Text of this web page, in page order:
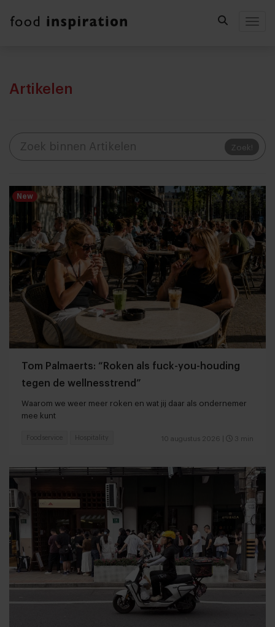
Artikelen
Zoek!
New
Tom Palmaerts: “Roken als fuck-you-houding
tegen de wellnesstrend”
Waarom we weer meer roken en wat jij daar als ondernemer
mee kunt
10 augustus 2026 3 min
Foodservice Hospitality